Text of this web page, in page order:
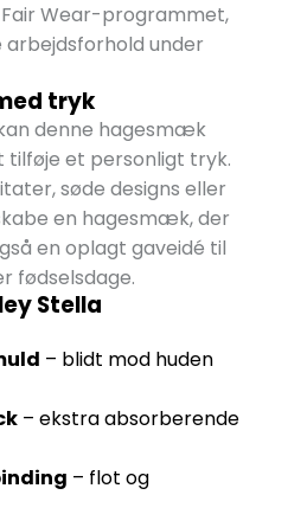
Wear-programmet,
arbejdsforhold under
tryk
denne hagesmæk
tilføje et personligt tryk.
søde designs eller
en hagesmæk, der
en oplagt gaveidé til
fødselsdage.
Stella
– blidt mod huden
– ekstra absorberende
– flot og